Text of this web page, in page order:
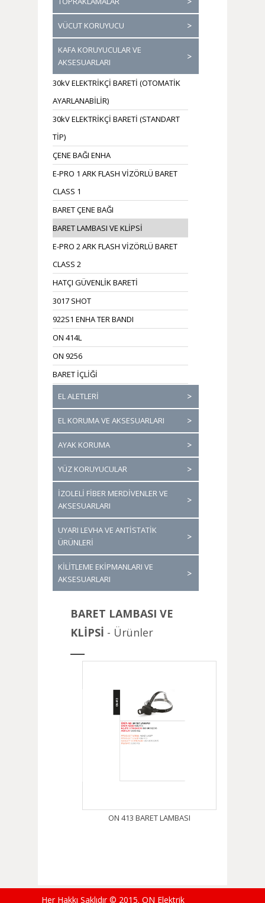
VÜCUT KORUYUCU
KAFA KORUYUCULAR VE
AKSESUARLARI
30kV ELEKTRİKÇİ BARETİ (OTOMATİK
AYARLANABİLİR)
30kV ELEKTRİKÇİ BARETİ (STANDART
TİP)
ÇENE BAĞI ENHA
E-PRO 1 ARK FLASH VİZÖRLÜ BARET
CLASS 1
BARET ÇENE BAĞI
BARET LAMBASI VE KLİPSİ
E-PRO 2 ARK FLASH VİZÖRLÜ BARET
CLASS 2
HATÇI GÜVENLİK BARETİ
3017 SHOT
922S1 ENHA TER BANDI
ON 414L
ON 9256
BARET İÇLİĞİ
EL ALETLERİ
EL KORUMA VE AKSESUARLARI
AYAK KORUMA
YÜZ KORUYUCULAR
İZOLELİ FİBER MERDİVENLER VE
AKSESUARLARI
UYARI LEVHA VE ANTİSTATİK
ÜRÜNLERİ
KİLİTLEME EKİPMANLARI VE
AKSESUARLARI
BARET LAMBASI VE
KLİPSİ - Ürünler
ON 413 BARET LAMBASI
Her Hakkı Saklıdır © 2015. ON Elektrik